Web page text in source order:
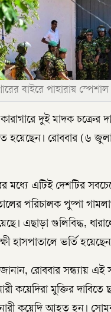
বাইরে পাহারায়
কারাগারে দুই মাদক
হয়েছেন। রোববার (৬
মধ্যে এটিই দেশটির
পরিচালক পুষ্পা
এছাড়া গুলিবিদ্ধ,
হাসপাতালে ভর্তি
জানান, রোববার সন্ধ্যায়
কয়েদিরা মুক্তির
কয়েদি আহত হন। সোমবার